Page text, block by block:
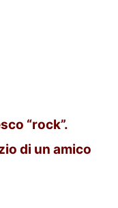
“rock”.
di un amico